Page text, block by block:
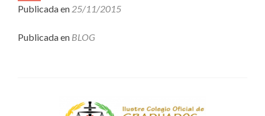
Publicada en 25/11/2015
Publicada en BLOG